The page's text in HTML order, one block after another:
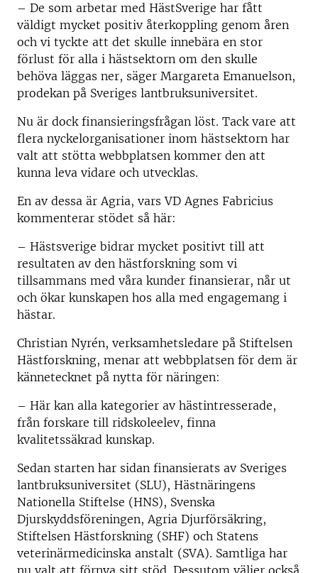
– De som arbetar med HästSverige har fått
väldigt mycket positiv återkoppling genom åren
och vi tyckte att det skulle innebära en stor
förlust för alla i hästsektorn om den skulle
behöva läggas ner, säger Margareta Emanuelson,
prodekan på Sveriges lantbruksuniversitet.
Nu är dock finansieringsfrågan löst. Tack vare att
flera nyckelorganisationer inom hästsektorn har
valt att stötta webbplatsen kommer den att
kunna leva vidare och utvecklas.
En av dessa är Agria, vars VD Agnes Fabricius
kommenterar stödet så här:
– Hästsverige bidrar mycket positivt till att
resultaten av den hästforskning som vi
tillsammans med våra kunder finansierar, når ut
och ökar kunskapen hos alla med engagemang i
hästar.
Christian Nyrén, verksamhetsledare på Stiftelsen
Hästforskning, menar att webbplatsen för dem är
kännetecknet på nytta för näringen:
– Här kan alla kategorier av hästintresserade,
från forskare till ridskoleelev, finna
kvalitetssäkrad kunskap.
Sedan starten har sidan finansierats av Sveriges
lantbruksuniversitet (SLU), Hästnäringens
Nationella Stiftelse (HNS), Svenska
Djurskyddsföreningen, Agria Djurförsäkring,
Stiftelsen Hästforskning (SHF) och Statens
veterinärmedicinska anstalt (SVA). Samtliga har
nu valt att förnya sitt stöd. Dessutom väljer också